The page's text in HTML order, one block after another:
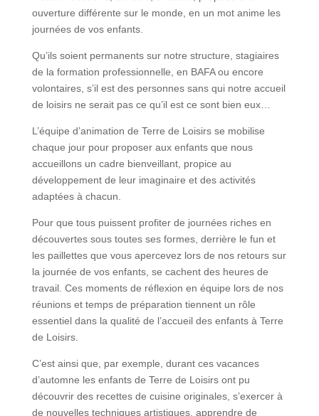
ouverture différente sur le monde, en un mot anime les
journées de vos enfants.
Qu’ils soient permanents sur notre structure, stagiaires
de la formation professionnelle, en BAFA ou encore
volontaires, s’il est des personnes sans qui notre accueil
de loisirs ne serait pas ce qu’il est ce sont bien eux…
L’équipe d’animation de Terre de Loisirs se mobilise
chaque jour pour proposer aux enfants que nous
accueillons un cadre bienveillant, propice au
développement de leur imaginaire et des activités
adaptées à chacun.
Pour que tous puissent profiter de journées riches en
découvertes sous toutes ses formes, derrière le fun et
les paillettes que vous apercevez lors de nos retours sur
la journée de vos enfants, se cachent des heures de
travail. Ces moments de réflexion en équipe lors de nos
réunions et temps de préparation tiennent un rôle
essentiel dans la qualité de l’accueil des enfants à Terre
de Loisirs.
C’est ainsi que, par exemple, durant ces vacances
d’automne les enfants de Terre de Loisirs ont pu
découvrir des recettes de cuisine originales, s’exercer à
de nouvelles techniques artistiques, apprendre de